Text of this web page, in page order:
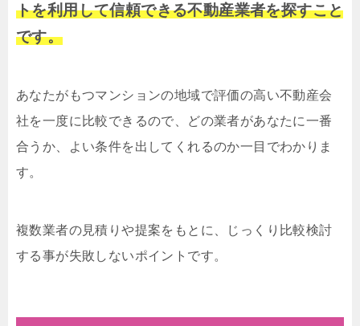
トを利用して信頼できる不動産業者を探すこと
です。
あなたがもつマンションの地域で評価の高い不動産会
社を一度に比較できるので、どの業者があなたに一番
合うか、よい条件を出してくれるのか一目でわかりま
す。
複数業者の見積りや提案をもとに、じっくり比較検討
する事が失敗しないポイントです。